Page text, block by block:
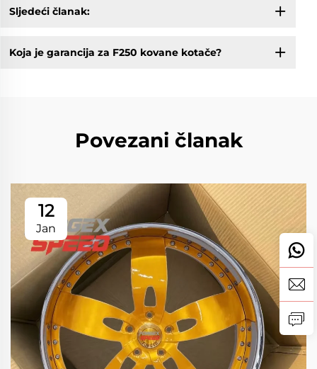
Sljedeći članak:
Koja je garancija za F250 kovane kotače?
Povezani članak
12
Jan